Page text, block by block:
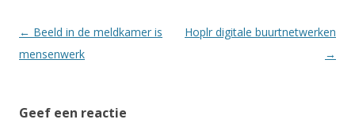
Berichtnavigatie
← Beeld in de meldkamer is
mensenwerk
Hoplr digitale buurtnetwerken
→
Geef een reactie